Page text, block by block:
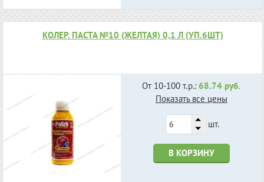
КОЛЕР. ПАСТА №10 (ЖЕЛТАЯ) 0,1 Л (УП.6ШТ)
От 10-100 т.р.:68.74 руб.
Показать все цены
шт.
В КОРЗИНУ